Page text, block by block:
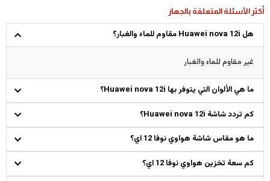
أكثر الأسئلة المتعلقة بالجهاز
هل Huawei nova 12i مقاوم للماء والغبار؟
غير مقاوم للماء والغبار
ما هي الألوان التي يتوفر بها Huawei nova 12i؟
كم تردد شاشة Huawei nova 12i؟
ما هو مقاس شاشة هواوي نوفا 12 اي؟
كم سعة تخزين هواوي نوفا 12 اي؟